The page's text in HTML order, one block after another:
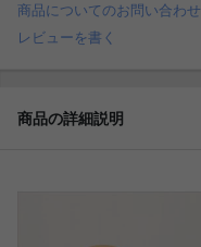
商品についてのお問い合わせ
レビューを書く
商品の詳細説明